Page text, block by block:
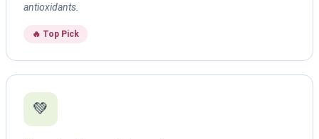
antioxidants.
🔥 Top Pick
💚